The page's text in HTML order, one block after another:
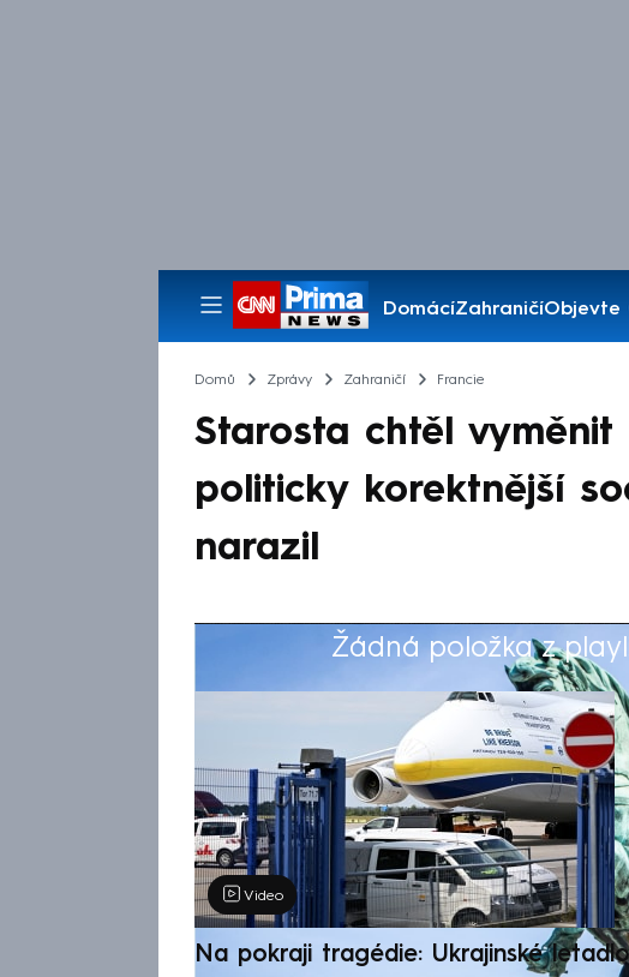
DomácíZahraničíObjevte
Pořady
Domů Zprávy Zahraničí Francie
Starosta chtěl
politicky korektnější
narazil
Žádná položka z
Výběr redakce
Video
Na pokraji tragédie: Ukrajinské